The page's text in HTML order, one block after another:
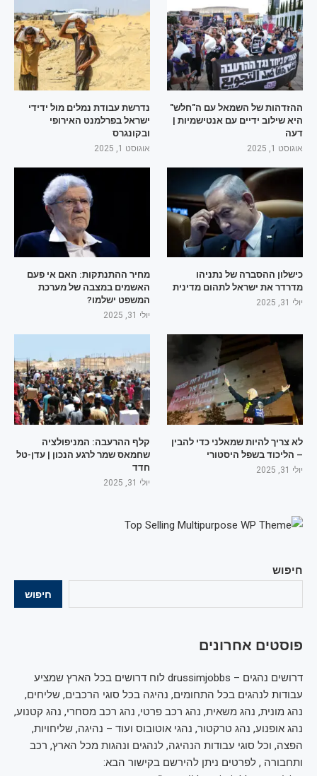
חיפוש
חיפוש
פוסטים אחרונים
דרושים נהגים – drussimjobbs לוח דרושים בכל הארץ שמציע
עבודות לנהגים בכל התחומים, נהיגה בכל סוגי הרכבים, שליחים,
נהג מונית, נהג משאית, נהג רכב פרטי, נהג רכב מסחרי, נהג קטנוע,
נהג אופנוע, נהג טרקטור, נהגי אוטובוס ועוד – נהיגה, שליחויות,
הפצה, וכל סוגי עבודות הנהיגה, לנהגים ונהגות מכל הארץ, רכב
ותחבורה , לפרטים ניתן להירשם בקישור הבא:
ההזדהות של השמאל עם ה"חלש"
היא שילוב ידיים עם אנטישמיות |
דעה
אוגוסט 1, 2025
נדרשת עבודת נמלים מול ידידי
ישראל בפרלמנט האירופי
ובקונגרס
אוגוסט 1, 2025
כישלון ההסברה של נתניהו
מדרדר את ישראל לתהום מדינית
יולי 31, 2025
מחיר ההתנתקות: האם אי פעם
האשמים במצבה של מערכת
המשפט ישלמו?
יולי 31, 2025
לא צריך להיות שמאלני כדי להבין
– הליכוד בשפל היסטורי
יולי 31, 2025
קלף ההרעבה: המניפולציה
שחמאס שמר לרגע הנכון | עדן-טל
חדד
יולי 31, 2025